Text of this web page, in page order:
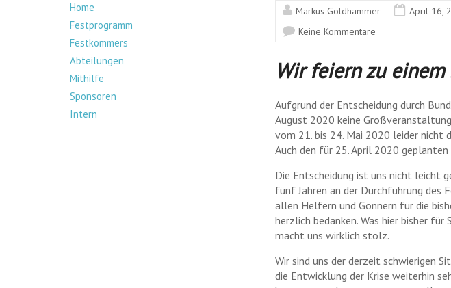
Markus Goldhammer April 16,
Keine Kommentare
Wir feiern zu
Aufgrund der Entscheidung durch
August 2020 keine
vom 21. bis 24. Mai 2020 leider nicht
Auch den für 25. April 2020
Die Entscheidung ist uns nicht leicht
fünf Jahren an der Durchführung des
allen Helfern und Gönnern für die
herzlich bedanken. Was hier bisher
macht uns wirklich stolz.
Wir sind uns der derzeit schwierigen
die Entwicklung der Krise weiterhin
Home
Festprogramm
Festkommers
Abteilungen
Mithilfe
Sponsoren
Intern